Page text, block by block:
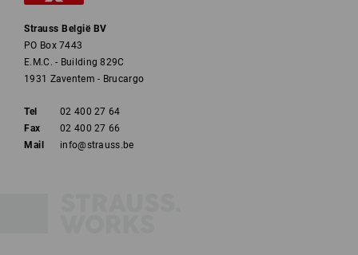
Strauss België BV
PO Box 7443
E.M.C. - Building 829C
1931 Zaventem - Brucargo
Tel
02 400 27 64
Fax
02 400 27 66
Mail
info@strauss.be